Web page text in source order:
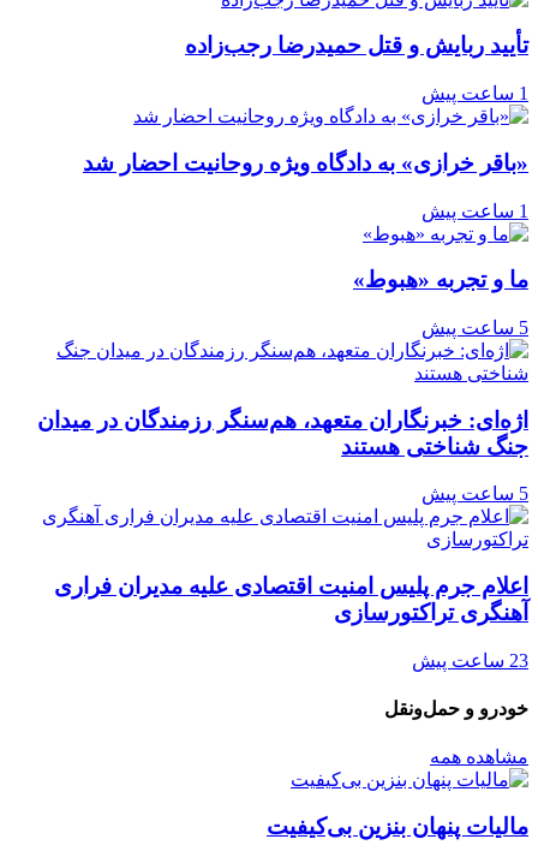
تأیید ربایش و قتل حمیدرضا رجب‌زاده
1 ساعت پیش
«باقر خرازی» به دادگاه ویژه روحانیت احضار شد
1 ساعت پیش
ما و تجربه «هبوط»
5 ساعت پیش
اژه‌ای: خبرنگاران متعهد، هم‌سنگر رزمندگان در میدان
جنگ شناختی هستند
5 ساعت پیش
اعلام جرم پلیس امنیت اقتصادی علیه مدیران فراری
آهنگری تراکتورسازی
23 ساعت پیش
خودرو و حمل‌و‌نقل
مشاهده همه
مالیات پنهان بنزین بی‌کیفیت